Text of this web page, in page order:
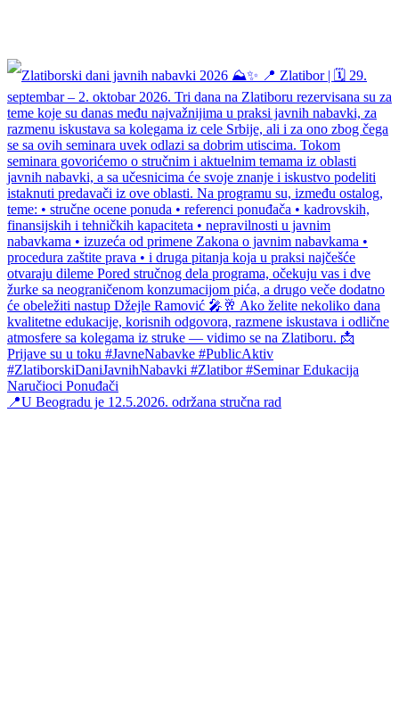
📍U Beogradu je 12.5.2026. održana stručna rad